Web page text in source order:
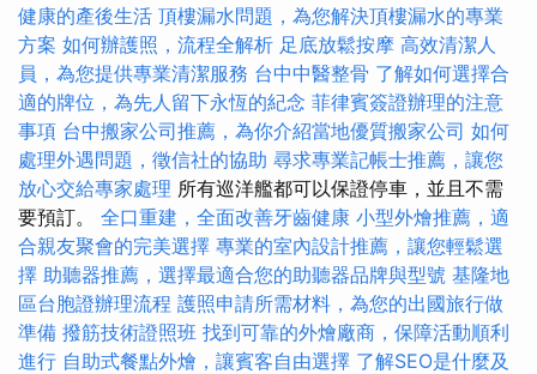
健康的產後生活 頂樓漏水問題，為您解決頂樓漏水的專業
方案 如何辦護照，流程全解析 足底放鬆按摩 高效清潔人
員，為您提供專業清潔服務 台中中醫整骨 了解如何選擇合
適的牌位，為先人留下永恆的紀念 菲律賓簽證辦理的注意
事項 台中搬家公司推薦，為你介紹當地優質搬家公司 如何
處理外遇問題，徵信社的協助 尋求專業記帳士推薦，讓您
放心交給專家處理 所有巡洋艦都可以保證停車，並且不需
要預訂。 全口重建，全面改善牙齒健康 小型外燴推薦，適
合親友聚會的完美選擇 專業的室內設計推薦，讓您輕鬆選
擇 助聽器推薦，選擇最適合您的助聽器品牌與型號 基隆地
區台胞證辦理流程 護照申請所需材料，為您的出國旅行做
準備 撥筋技術證照班 找到可靠的外燴廠商，保障活動順利
進行 自助式餐點外燴，讓賓客自由選擇 了解SEO是什麼及